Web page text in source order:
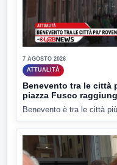
7 AGOSTO 2026
ATTUALITÀ
Benevento tra le città
piazza Fusco
Benevento è tra le città